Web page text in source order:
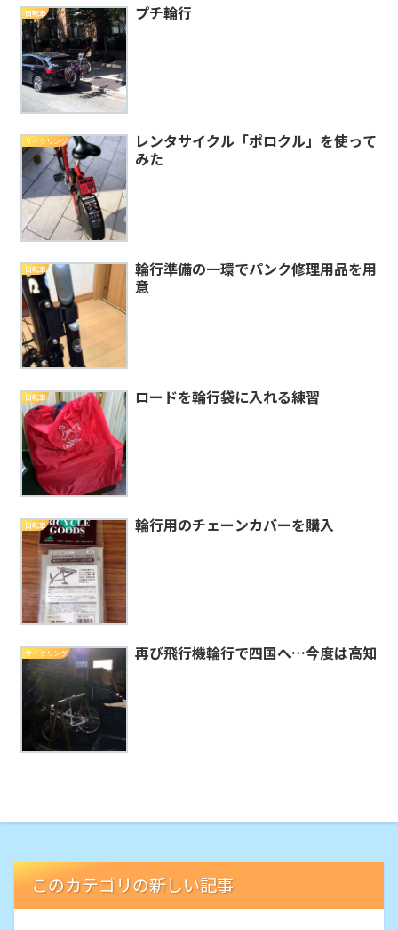
自転車 プチ輪行
サイクリング
レンタサイクル「ポロクル」を使って
みた
自転車
輪行準備の一環でパンク修理用品を用
意
自転車 ロードを輪行袋に入れる練習
自転車 輪行用のチェーンカバーを購入
サイクリング 再び飛行機輪行で四国へ…今度は高知
このカテゴリの新しい記事